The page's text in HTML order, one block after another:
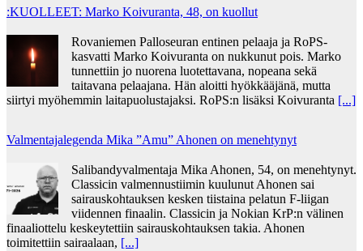
:KUOLLEET: Marko Koivuranta, 48, on kuollut
Rovaniemen Palloseuran entinen pelaaja ja RoPS-
kasvatti Marko Koivuranta on nukkunut pois. Marko
tunnettiin jo nuorena luotettavana, nopeana sekä
taitavana pelaajana. Hän aloitti hyökkääjänä, mutta
siirtyi myöhemmin laitapuolustajaksi. RoPS:n lisäksi Koivuranta [...]
Valmentajalegenda Mika ”Amu” Ahonen on menehtynyt
Salibandyvalmentaja Mika Ahonen, 54, on menehtynyt.
Classicin valmennustiimin kuulunut Ahonen sai
sairauskohtauksen kesken tiistaina pelatun F-liigan
viidennen finaalin. Classicin ja Nokian KrP:n välinen
finaaliottelu keskeytettiin sairauskohtauksen takia. Ahonen
toimitettiin sairaalaan, [...]